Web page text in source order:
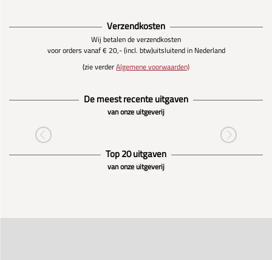
Verzendkosten
Wij betalen de verzendkosten
voor orders vanaf € 20,- (incl. btw)uitsluitend in Nederland
(zie verderAlgemene voorwaarden)
De meest recente uitgaven
van onze uitgeverij
Top 20 uitgaven
van onze uitgeverij